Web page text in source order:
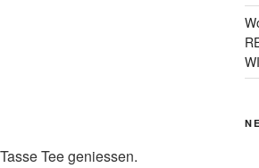
Tee geniessen.